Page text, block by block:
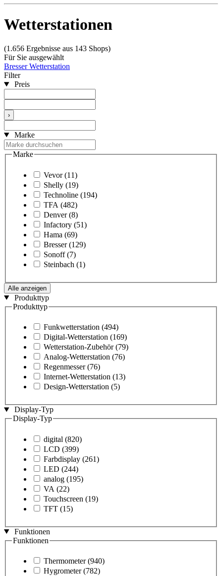
Wetterstationen
(1.656 Ergebnisse aus 143 Shops)
Für Sie ausgewählt
Bresser Wetterstation
Filter
Preis
›
Marke
Marke
Vevor (11)
Shelly (19)
Technoline (194)
TFA (482)
Denver (8)
Infactory (51)
Hama (69)
Bresser (129)
Sonoff (7)
Steinbach (1)
Alle anzeigen
Produkttyp
Produkttyp
Funkwetterstation (494)
Digital-Wetterstation (169)
Wetterstation-Zubehör (79)
Analog-Wetterstation (76)
Regenmesser (76)
Internet-Wetterstation (13)
Design-Wetterstation (5)
Display-Typ
Display-Typ
digital (820)
LCD (399)
Farbdisplay (261)
LED (244)
analog (195)
VA (22)
Touchscreen (19)
TFT (15)
Funktionen
Funktionen
Thermometer (940)
Hygrometer (782)